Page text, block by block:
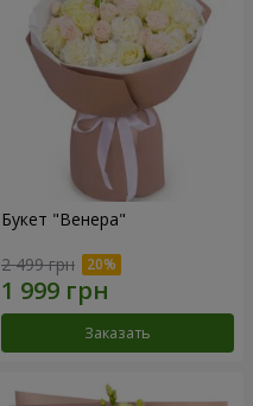
Букет "Венера"
2 499 грн
Заказать